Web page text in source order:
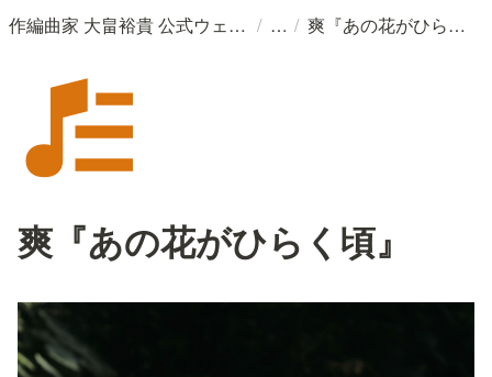
作編曲家 大畠裕貴 公式ウェブサイト / / 爽『あの花がひらく頃』
爽『あの花がひらく頃』